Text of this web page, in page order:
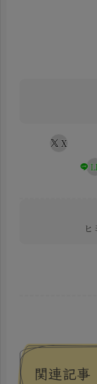
X
ヒ
関連記事